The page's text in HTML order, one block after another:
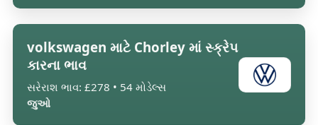
volkswagen માટે Chorley માં સ્ક્રેપ
કારના ભાવ
સરેરાશ ભાવ: £278 • 54 મોડેલ્સ
જુઓ